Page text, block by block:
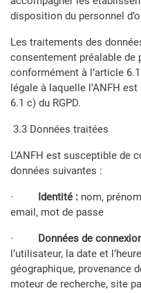
disposition du personnel
Les traitements des
consentement préalable de
conformément à l’article
légale à laquelle l’ANFH
6.1 c) du RGPD.
3.3 Données traitées
L’ANFH est susceptible de
données suivantes :
· Identité : nom,
email, mot de passe
· Données de
l’utilisateur, la date et
géographique, provenance
moteur de recherche, site